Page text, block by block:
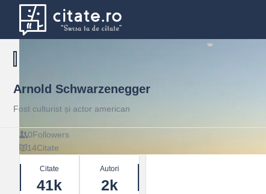
Arnold Schwarzenegger
Fost culturist și actor american
0Followers
14Citate
Stats
Citate
41k
Autori
2k